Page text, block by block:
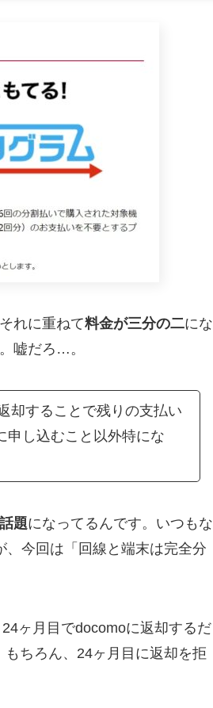
れに重ねて料金が三分の二にな
嘘だろ…。
却することで残りの支払い
申し込むこと以外特にな
題になってるんです。いつもな
、今回は「回線と端末は完全分
ヶ月目でdocomoに返却するだ
ちろん、24ヶ月目に返却を拒